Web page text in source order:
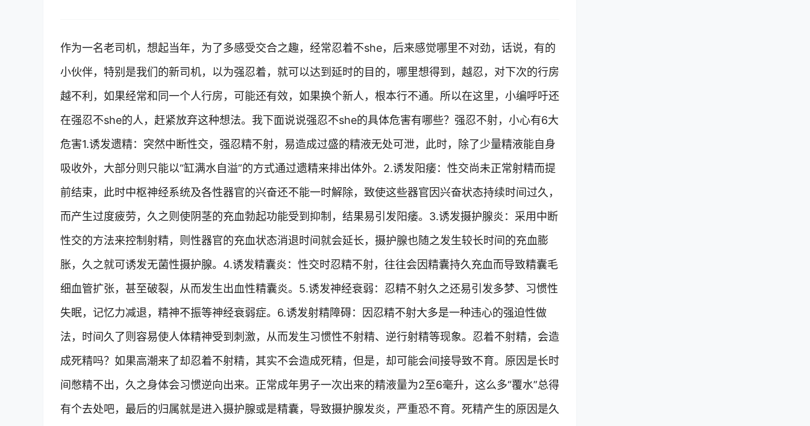
作为一名老司机，想起当年，为了多感受交合之趣，经常忍着不she，后来感觉哪里不对劲，话说，有的
小伙伴，特别是我们的新司机，以为强忍着，就可以达到延时的目的，哪里想得到，越忍，对下次的行房
越不利，如果经常和同一个人行房，可能还有效，如果换个新人，根本行不通。所以在这里，小编呼吁还
在强忍不she的人，赶紧放弃这种想法。我下面说说强忍不she的具体危害有哪些？强忍不射，小心有6大
危害1.诱发遗精：突然中断性交，强忍精不射，易造成过盛的精液无处可泄，此时，除了少量精液能自身
吸收外，大部分则只能以“缸满水自溢”的方式通过遗精来排出体外。2.诱发阳痿：性交尚未正常射精而提
前结束，此时中枢神经系统及各性器官的兴奋还不能一时解除，致使这些器官因兴奋状态持续时间过久，
而产生过度疲劳，久之则使阴茎的充血勃起功能受到抑制，结果易引发阳痿。3.诱发摄护腺炎：采用中断
性交的方法来控制射精，则性器官的充血状态消退时间就会延长，摄护腺也随之发生较长时间的充血膨
胀，久之就可诱发无菌性摄护腺。4.诱发精囊炎：性交时忍精不射，往往会因精囊持久充血而导致精囊毛
细血管扩张，甚至破裂，从而发生出血性精囊炎。5.诱发神经衰弱：忍精不射久之还易引发多梦、习惯性
失眠，记忆力减退，精神不振等神经衰弱症。6.诱发射精障碍：因忍精不射大多是一种违心的强迫性做
法，时间久了则容易使人体精神受到刺激，从而发生习惯性不射精、逆行射精等现象。忍着不射精，会造
成死精吗？如果高潮来了却忍着不射精，其实不会造成死精，但是，却可能会间接导致不育。原因是长时
间憋精不出，久之身体会习惯逆向出来。正常成年男子一次出来的精液量为2至6毫升，这么多“覆水”总得
有个去处吧，最后的归属就是进入摄护腺或是精囊，导致摄护腺发炎，严重恐不育。死精产生的原因是久